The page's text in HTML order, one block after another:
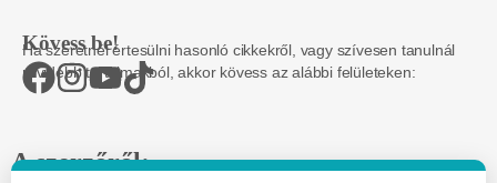
Kövess be!
Ha szeretnél értesülni hasonló cikkekről, vagy szívesen tanulnál
rövidebb tartalmakból, akkor kövess az alábbi felületeken:
A szerzőről: